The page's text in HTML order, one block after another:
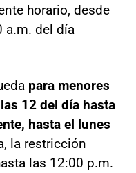
horario, desde
a.m. del día
para menores
12 del día hasta
hasta el lunes
la restricción
las 12:00 p.m.